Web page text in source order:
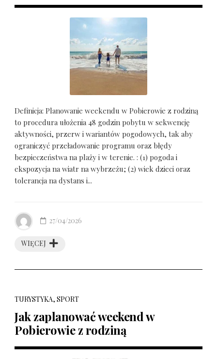
Definicja: Planowanie weekendu w Pobierowie z rodziną
to procedura ułożenia 48 godzin pobytu w sekwencję
aktywności, przerw i wariantów pogodowych, tak aby
ograniczyć przeładowanie programu oraz błędy
bezpieczeństwa na plaży i w terenie. : (1) pogoda i
ekspozycja na wiatr na wybrzeżu; (2) wiek dzieci oraz
tolerancja na dystans i...
WIĘCEJ
27/04/2026
TURYSTYKA, SPORT
Jak zaplanować weekend w
Pobierowie z rodziną